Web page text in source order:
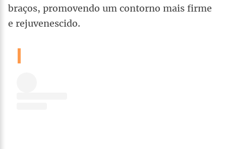
braços, promovendo um contorno mais firme
e rejuvenescido.